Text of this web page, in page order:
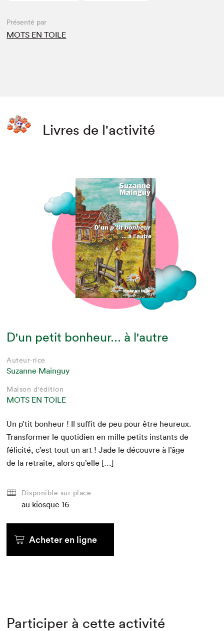
Présenté par
MOTS EN TOILE
Livres de l'activité
D'un petit bonheur... à l'autre
Auteur·rice
Suzanne Mainguy
Maison d'édition
MOTS EN TOILE
Un p’tit bon­heur ! Il suf­fit de peu pour être heureux.
Trans­former le quo­ti­di­en en mille petits instants de
félic­ité, c’est tout un art ! Jade le décou­vre à l’âge
de la retraite, alors qu’elle […]
Disponible sur place
au kiosque 16
Acheter en ligne
Participer à cette activité